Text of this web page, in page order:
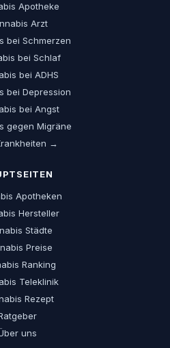
Apotheke
Arzt
bei Schmerzen
bei Schlaf
bei ADHS
bei Depression
bei Angst
gegen Migräne
→
Apotheken
Hersteller
Städte
Preise
Ranking
Teleklinik
Rezept
uns